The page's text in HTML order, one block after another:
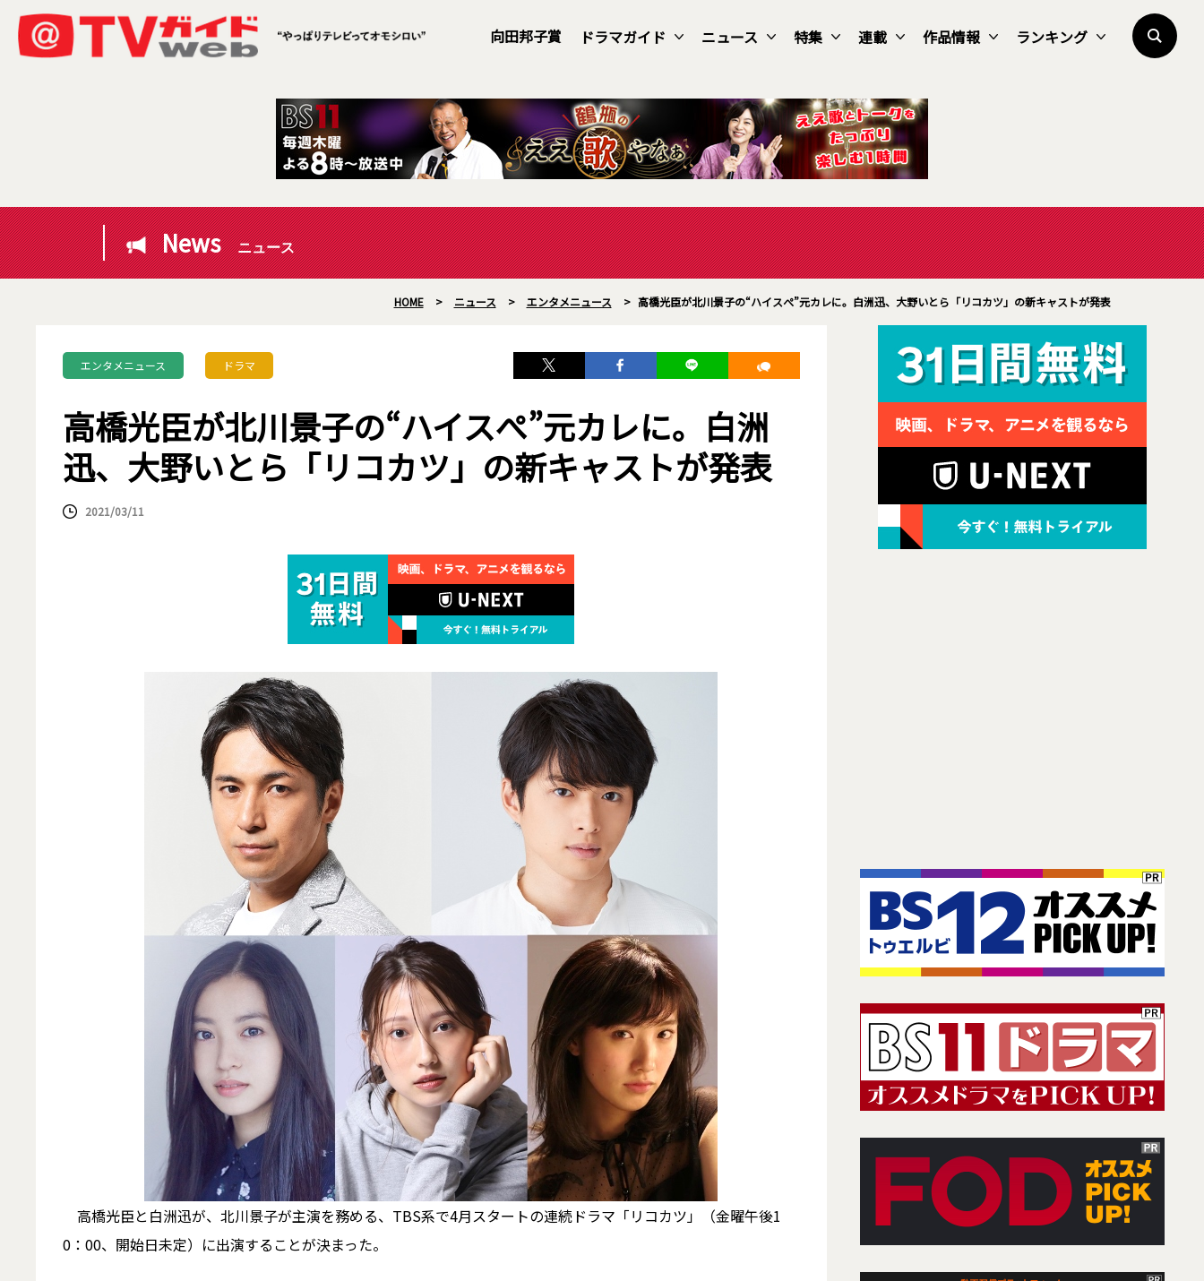
向田邦子賞 ドラマガイド ニュース 特集 連載 作品情報 ランキング
News ニュース
HOME > ニュース > エンタメニュース > 高橋光臣が北川景子の“ハイスぺ”元カレに。白洲迅、大野いとら「リコカツ」の新キャストが発表
エンタメニュース ドラマ
高橋光臣が北川景子の“ハイスぺ”元カレに。白洲
迅、大野いとら「リコカツ」の新キャストが発表
2021/03/11
高橋光臣と白洲迅が、北川景子が主演を務める、TBS系で4月スタートの連続ドラマ「リコカツ」（金曜午後1
0：00、開始日未定）に出演することが決まった。